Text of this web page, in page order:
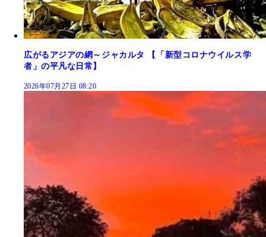
広がるアジアの網～ジャカルタ 【「新型コロナウイルス学
者」の平凡な日常】
2026年07月27日 08:20